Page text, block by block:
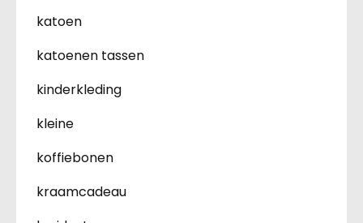
katoen
katoenen tassen
kinderkleding
kleine
koffiebonen
kraamcadeau